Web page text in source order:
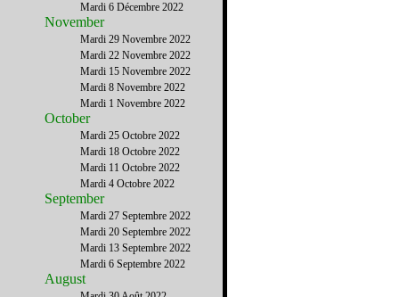
Mardi 6 Décembre 2022
November
Mardi 29 Novembre 2022
Mardi 22 Novembre 2022
Mardi 15 Novembre 2022
Mardi 8 Novembre 2022
Mardi 1 Novembre 2022
October
Mardi 25 Octobre 2022
Mardi 18 Octobre 2022
Mardi 11 Octobre 2022
Mardi 4 Octobre 2022
September
Mardi 27 Septembre 2022
Mardi 20 Septembre 2022
Mardi 13 Septembre 2022
Mardi 6 Septembre 2022
August